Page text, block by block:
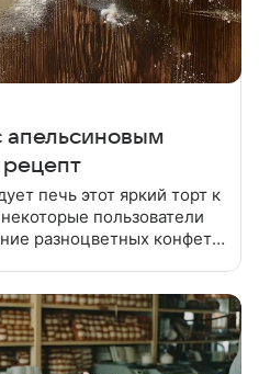
апельсиновым
печь этот яркий торт к
пользователи
разноцветных конфет и